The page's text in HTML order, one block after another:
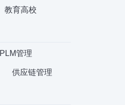
教育高校
PLM管理
供应链管理